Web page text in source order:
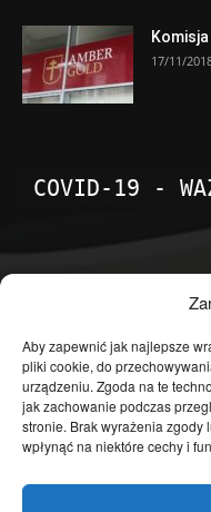
Aby zapewnić jak najlepsze
pliki cookie, do
urządzeniu. Zgoda na te
jak zachowanie podczas
stronie. Brak wyrażenia zgody
wpłynąć na niektóre cechy i
17/11/
COVID-19 -
Temat dnia
Publicystyka
Polityka
Polska
Społeczeństwo